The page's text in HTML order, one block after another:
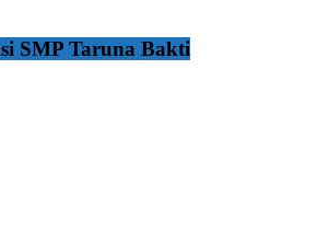
SMP Taruna Bakti